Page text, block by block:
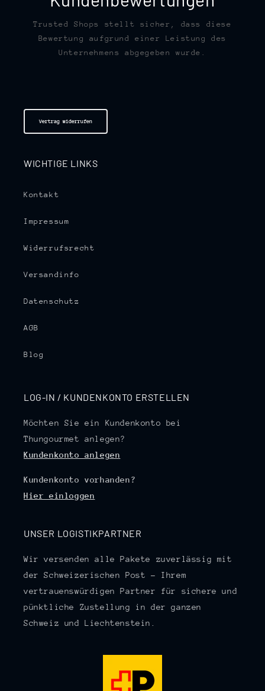
Trusted Shops stellt sicher, dass diese
Bewertung aufgrund einer Leistung des
Unternehmens abgegeben wurde.
Vertrag widerrufen
WICHTIGE LINKS
Kontakt
Impressum
Widerrufsrecht
Versandinfo
Datenschutz
AGB
Blog
LOG-IN / KUNDENKONTO ERSTELLEN
Möchten Sie ein Kundenkonto bei
Thungourmet anlegen?
Kundenkonto anlegen
Kundenkonto vorhanden?
Hier einloggen
UNSER LOGISTIKPARTNER
Wir versenden alle Pakete zuverlässig mit
der Schweizerischen Post – Ihrem
vertrauenswürdigen Partner für sichere und
pünktliche Zustellung in der ganzen
Schweiz und Liechtenstein.